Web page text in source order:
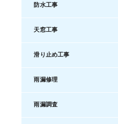
防水工事
天窓工事
滑り止め工事
雨漏修理
雨漏調査